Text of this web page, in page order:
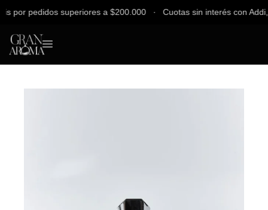
pedidos superiores a $200.000 ∙ Cuotas sin interés con Addi,